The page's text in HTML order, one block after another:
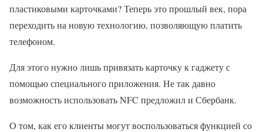
пластиковыми карточками? Теперь это прошлый век, пора
переходить на новую технологию, позволяющую платить
телефоном.
Для этого нужно лишь привязать карточку к гаджету с
помощью специального приложения. Не так давно
возможность использовать NFC предложил и Сбербанк.
О том, как его клиенты могут воспользоваться функцией со